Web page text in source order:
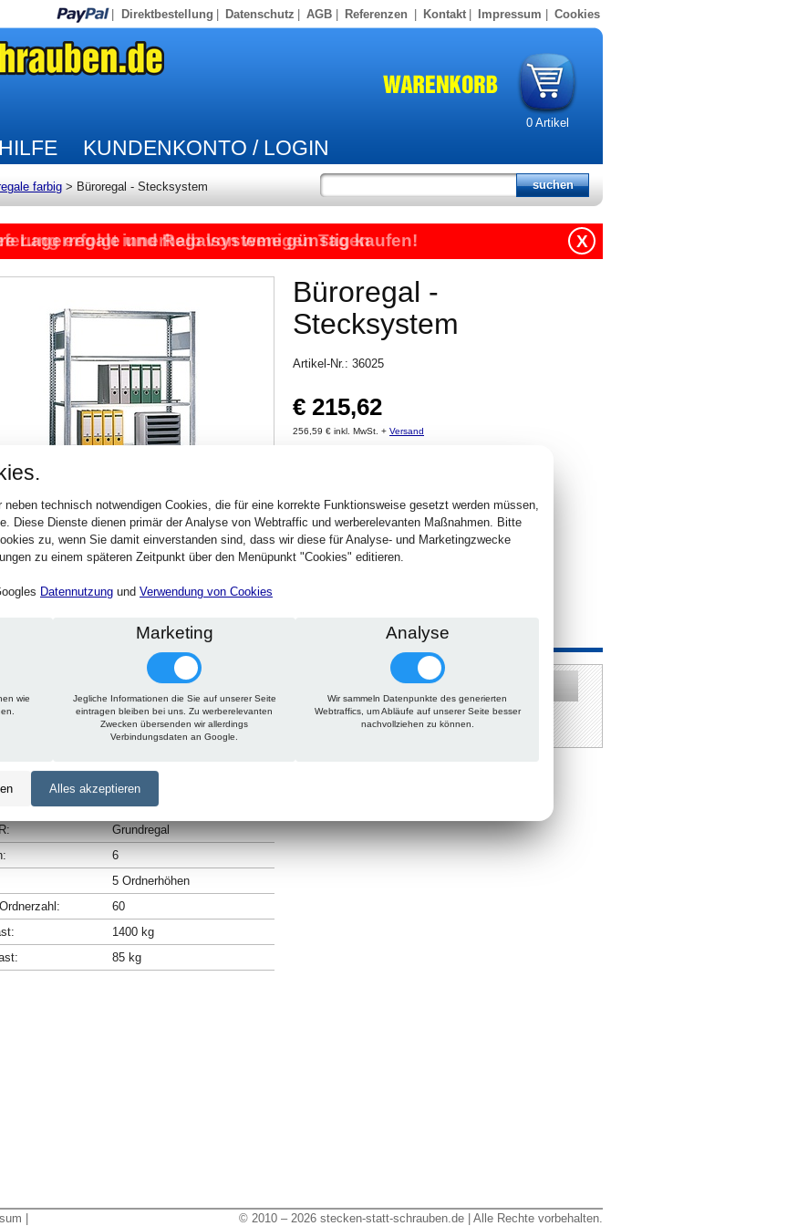
Direktbestellung Datenschutz AGB Referenzen Kontakt Impressum Cookies
0Artikel
HILFE KUNDENKONTO / LOGIN
farbig > Büroregal - Stecksystem
Lagerregale und Regalsysteme günstig kaufen!
erfolgt innerhalb von wenigen Tagen X
Büroregal -
Stecksystem
Artikel-Nr.: 36025
€ 215,62
256,59 € inkl. MwSt. + Versand
Stck.
Beschreibung Zu diesem Artikel passt auch
2000 mm
1000 mm
300 mm
85
Grundregal
6
5 Ordnerhöhen
60
1400 kg
85 kg
© 2010 – 2026 stecken-statt-schrauben.de | Alle Rechte vorbehalten.
technisch notwendigen Cookies, die für eine korrekte Funktionsweise gesetzt werden müssen,
Diese Dienste dienen primär der Analyse von Webtraffic und werberelevanten Maßnahmen. Bitte
zu, wenn Sie damit einverstanden sind, dass wir diese für Analyse- und Marketingzwecke
zu einem späteren Zeitpunkt über den Menüpunkt "Cookies" editieren.
Datennutzung und Verwendung von Cookies
wie
Marketing
Jegliche Informationen die Sie auf unserer Seite
eintragen bleiben bei uns. Zu werberelevanten
Zwecken übersenden wir allerdings
Verbindungsdaten an Google.
Analyse
Wir sammeln Datenpunkte des generierten
Webtraffics, um Abläufe auf unserer Seite besser
nachvollziehen zu können.
Alles akzeptieren